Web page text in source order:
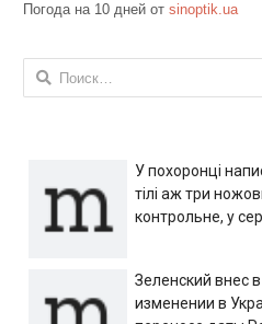
Погода на 10 дней от sinoptik.ua
Найти:
У похоронці
тілі аж три
контрольне, у
Зеленский внес
изменении в